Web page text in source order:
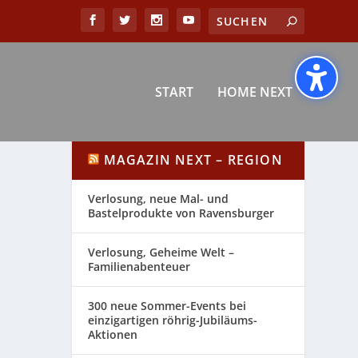
START HOME NEXT
MAGAZIN NEXT – REGION
Verlosung, neue Mal- und
Bastelprodukte von Ravensburger
Verlosung, Geheime Welt –
Familienabenteuer
300 neue Sommer-Events bei
einzigartigen röhrig-Jubiläums-
Aktionen